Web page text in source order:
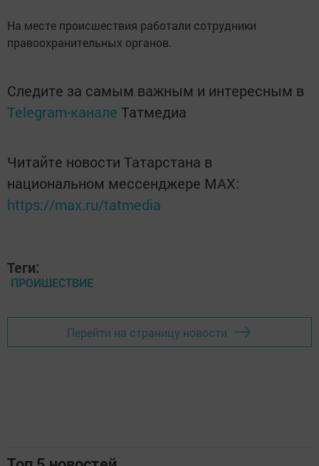
На месте происшествия работали сотрудники
правоохранительных органов.
Следите за самым важным и интересным в
Telegram-канале Татмедиа
Читайте новости Татарстана в
национальном мессенджере MАХ:
https://max.ru/tatmedia
Теги:
ПРОИШЕСТВИЕ
Перейти на страницу новости